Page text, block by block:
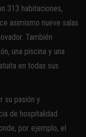
313 habitaciones,
asimismo nueve salas
También
una piscina y una
en todas sus
su pasión y
de hospitalidad
por ejemplo, el